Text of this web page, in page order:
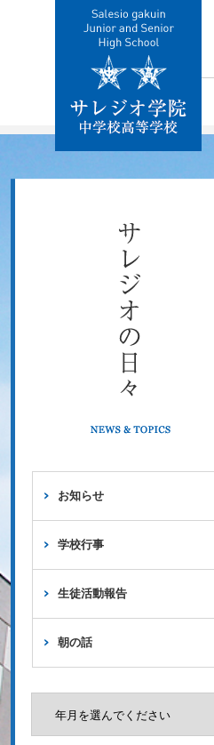
お知らせ
学校行事
生徒活動報告
朝の話